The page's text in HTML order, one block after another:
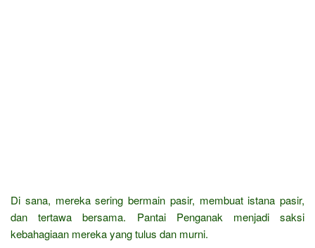
Di sana, mereka sering bermain pasir, membuat istana pasir,
dan tertawa bersama. Pantai Penganak menjadi saksi
kebahagiaan mereka yang tulus dan murni.